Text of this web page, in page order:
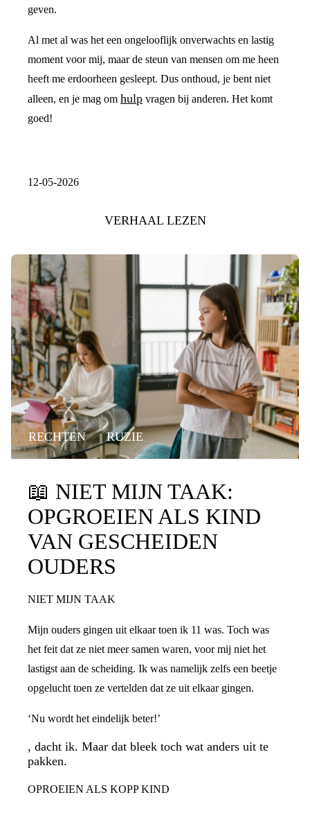
geven.
Al met al was het een ongelooflijk onverwachts en lastig
moment voor mij, maar de steun van mensen om me heen
heeft me erdoorheen gesleept. Dus onthoud, je bent niet
alleen, en je mag om hulp vragen bij anderen. Het komt
goed!
12-05-2026
VERHAAL LEZEN
RECHTEN RUZIE
📖 NIET MIJN TAAK:
OPGROEIEN ALS KIND
VAN GESCHEIDEN
OUDERS
NIET MIJN TAAK
Mijn ouders gingen uit elkaar toen ik 11 was. Toch was
het feit dat ze niet meer samen waren, voor mij niet het
lastigst aan de scheiding. Ik was namelijk zelfs een beetje
opgelucht toen ze vertelden dat ze uit elkaar gingen.
‘Nu wordt het eindelijk beter!’
, dacht ik. Maar dat bleek toch wat anders uit te
pakken.
OPROEIEN ALS KOPP KIND